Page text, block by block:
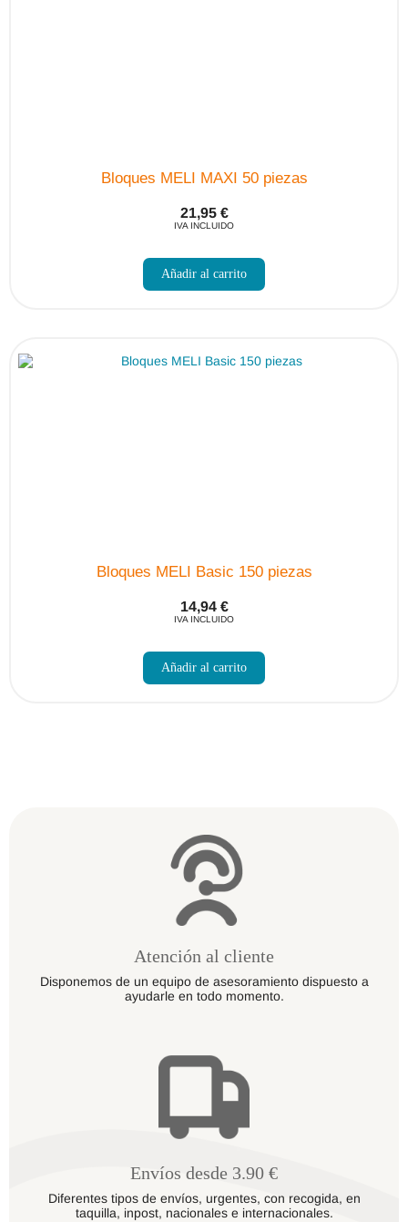
Bloques MELI MAXI 50 piezas
21,95 €
IVA INCLUIDO
Añadir al carrito
Bloques MELI Basic 150 piezas
14,94 €
IVA INCLUIDO
Añadir al carrito
Atención al cliente
Disponemos de un equipo de asesoramiento dispuesto a
ayudarle en todo momento.
Envíos desde 3.90 €
Diferentes tipos de envíos, urgentes, con recogida, en
taquilla, inpost, nacionales e internacionales.